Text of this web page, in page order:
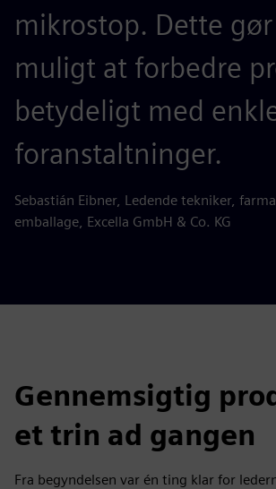
mikrostop. Dette
muligt at forbedre
betydeligt med
foranstaltninger.
Sebastián Eibner, Ledende tekniker,
emballage, Excella GmbH & Co. KG
Gennemsigtig
et trin ad gangen
Fra begyndelsen var én ting klar for